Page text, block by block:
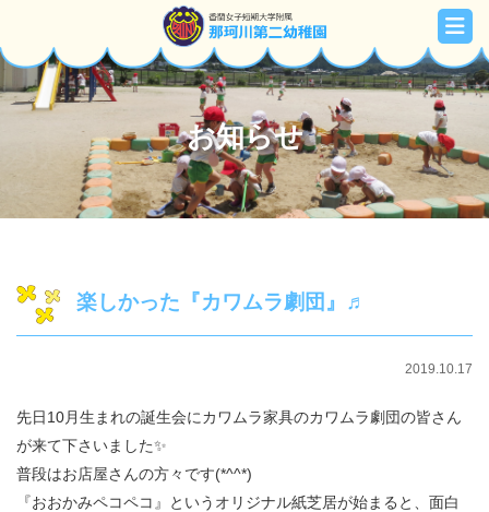
お知らせ
楽しかった『カワムラ劇団』♬
2019.10.17
先日10月生まれの誕生会にカワムラ家具のカワムラ劇団の皆さん
が来て下さいました✨
普段はお店屋さんの方々です(*^^*)
『おおかみペコペコ』というオリジナル紙芝居が始まると、面白